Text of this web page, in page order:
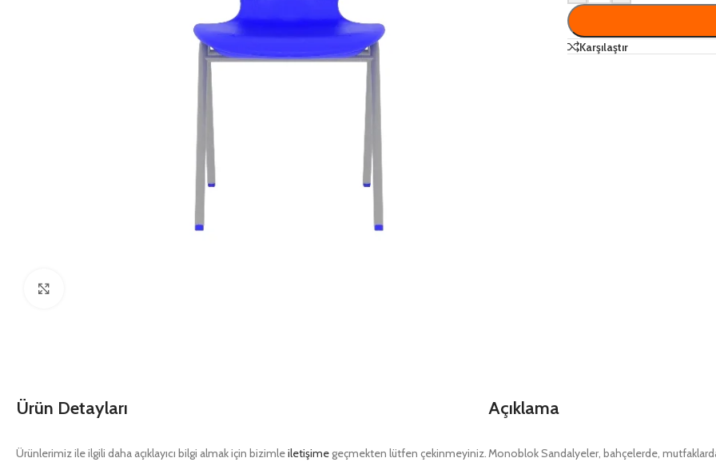
Karşılaştır
Ürün Detayları
Ürünlerimiz ile ilgili daha açıklayıcı bilgi almak için bizimleiletişimegeçmekten lütfen çekinmeyiniz.
Açıklama
Monoblok Sandalyeler, bahçelerde,